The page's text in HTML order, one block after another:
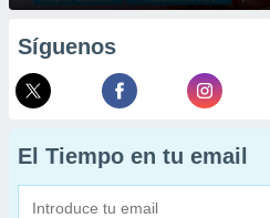
Síguenos
El Tiempo en tu email